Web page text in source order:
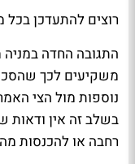
רוצים להתעדכן
התגובה החדה
משקיעים לכך
נוספות מול הצי
בשלב זה אין ודאות
רחבה או להכנסות